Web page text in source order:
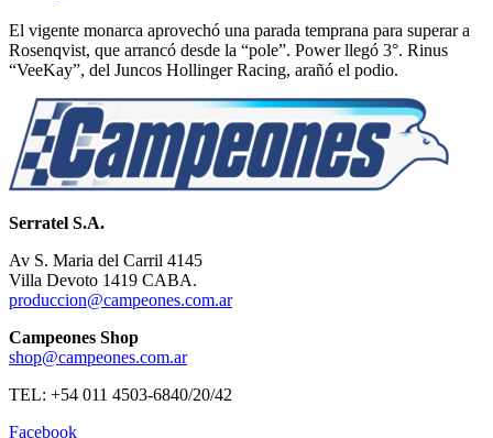
El vigente monarca aprovechó una parada temprana para superar a
Rosenqvist, que arrancó desde la “pole”. Power llegó 3°. Rinus
“VeeKay”, del Juncos Hollinger Racing, arañó el podio.
Serratel S.A.
Av S. Maria del Carril 4145
Villa Devoto 1419 CABA.
produccion@campeones.com.ar
Campeones Shop
shop@campeones.com.ar
TEL: +54 011 4503-6840/20/42
Facebook